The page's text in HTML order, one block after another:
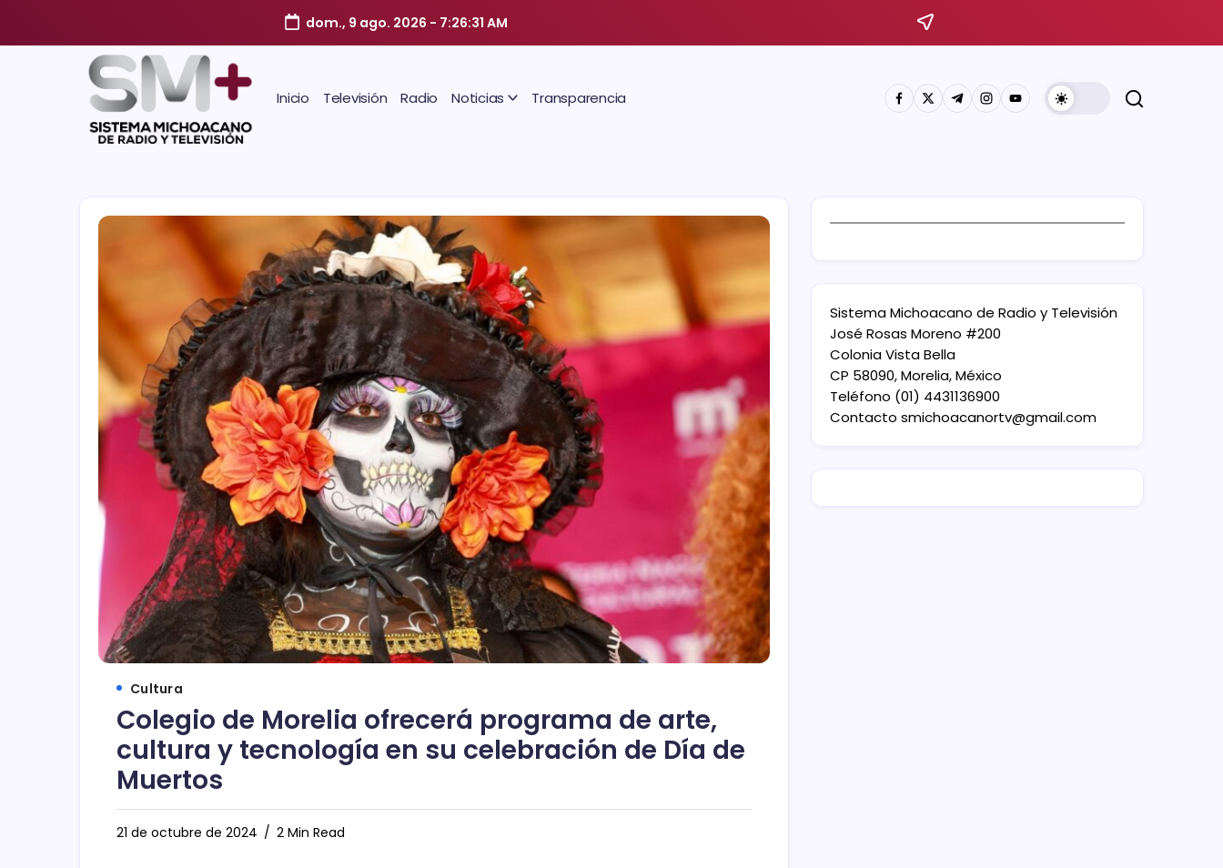
dom., 9 ago. 2026 - 7:26:32 AM
Inicio Televisión Radio Noticias Transparencia
Cultura
Colegio de Morelia ofrecerá programa de arte,
cultura y tecnología en su celebración de Día de
Muertos
21 de octubre de 2024 2 Min Read
Sistema Michoacano de Radio y Televisión
José Rosas Moreno #200
Colonia Vista Bella
CP 58090, Morelia, México
Teléfono (01) 4431136900
Contacto smichoacanortv@gmail.com